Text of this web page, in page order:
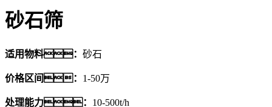
砂石筛
适用物料： 砂石
价格区间： 1-50万
处理能力： 10-500t/h